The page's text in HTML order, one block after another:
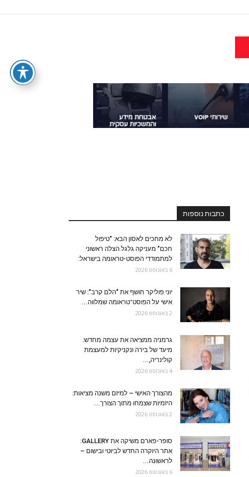
כתבות נוספות
לא מחכים לאסון הבא: "טיפול
חכם" מעניקה גלגל הצלה ראשוני
למתמודדי הפוסט-טראומה בישראל:
6 באוגוסט 2026
יוני פוליקר חושף את "הלם קרב": שיר
אישי על הפוסט־טראומה שמלווה...
2 באוגוסט 2026
גרמניה ממציאה את עצמה מחדש:
מיעד של בירה ונקניקיות למעצמת
קולינריה,...
4 באוגוסט 2026
מהצורך האישי – למיזם משנה מציאות:
היזמיות שצמחו מתוך הצורך...
2 באוגוסט 2026
סופר-פארם משיקה את GALLERY:
אתר היוקרה החדש לביוטי ובישום –
לראשונה...
6 באוגוסט 2026